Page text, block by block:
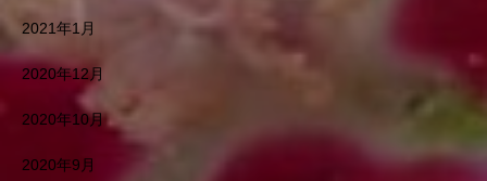
2021年1月
2020年12月
2020年10月
2020年9月